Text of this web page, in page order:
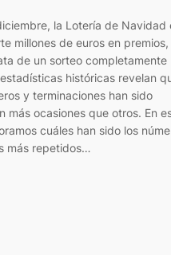
la Lotería de Navidad
millones de euros en premios,
de un sorteo completamente
históricas revelan
y terminaciones han sido
más ocasiones que otros. En
cuáles han sido los
más repetidos…